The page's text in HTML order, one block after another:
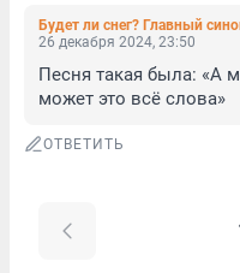
26 декабря 2024, 23:50
Песня такая была: «А
может это всё слова»
ОТВЕТИТЬ